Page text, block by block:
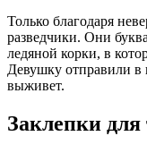
Только благодаря
разведчики. Они
ледяной корки, в
Девушку отправили в
выживет.
Заклепки для